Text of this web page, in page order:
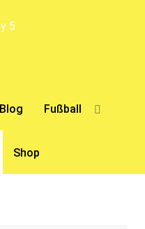
Blog Fußball
Shop